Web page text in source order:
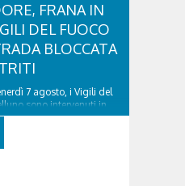
FRANA IN
DEL FUOCO
BLOCCATA
7 agosto, i Vigili del
sono intervenuti in
nel comune di Calalzo
strada rimasta bloccata